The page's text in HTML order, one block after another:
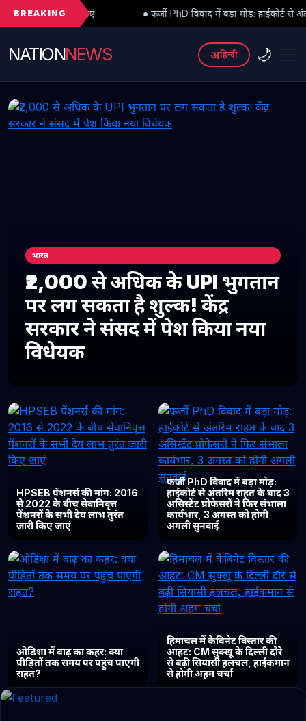
BREAKING● फर्जी PhD विवाद में बड़ा मोड़: हाईकोर्ट से अंतरिम राहत के बाद 3
NATIONNEWS अहिन्दी 🌙
भारत
₹2,000 से अधिक के UPI भुगतान
पर लग सकता है शुल्क! केंद्र
सरकार ने संसद में पेश किया नया
विधेयक
HPSEB पेंशनर्स की मांग: 2016
से 2022 के बीच सेवानिवृत्त
पेंशनरों के सभी देय लाभ तुरंत
जारी किए जाएं
फर्जी PhD विवाद में बड़ा मोड़:
हाईकोर्ट से अंतरिम राहत के बाद 3
असिस्टेंट प्रोफेसरों ने फिर संभाला
कार्यभार, 3 अगस्त को होगी
अगली सुनवाई
ओडिशा में बाढ़ का कहर: क्या
पीड़ितों तक समय पर पहुंच पाएगी
राहत?
हिमाचल में कैबिनेट विस्तार की
आहट: CM सुक्खू के दिल्ली दौरे
से बढ़ी सियासी हलचल, हाईकमान
से होगी अहम चर्चा